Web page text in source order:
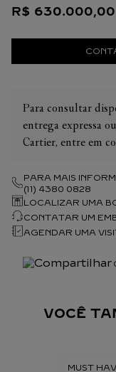
R$ 630.000,00
Para consultar
entrega expressa
Cartier, entre em
PARA MAIS
(11) 4380 0828
LOCALIZAR UMA
CONTATAR UM
AGENDAR UMA
VOCÊ